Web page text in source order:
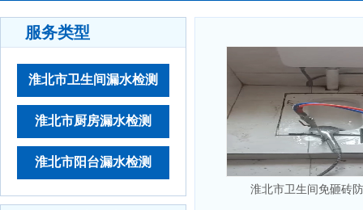
服务类型
淮北市卫生间漏水检测
淮北市厨房漏水检测
淮北市阳台漏水检测
淮北市卫生间免砸砖